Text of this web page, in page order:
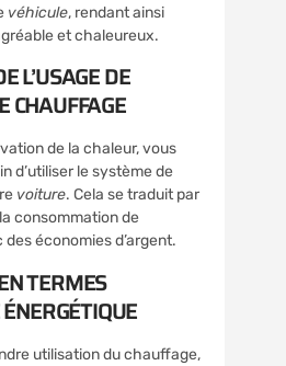
véhicule, rendant ainsi
et chaleureux.
L’USAGE DE
CHAUFFAGE
de la chaleur, vous
d’utiliser le système de
voiture. Cela se traduit par
consommation de
économies d’argent.
TERMES
ÉNERGÉTIQUE
utilisation du chauffage,